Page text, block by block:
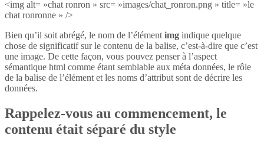
<img alt= »chat ronron » src= »images/chat_ronron.png » title= »le
chat ronronne » />
Bien qu’il soit abrégé, le nom de l’élément img indique quelque
chose de significatif sur le contenu de la balise, c’est-à-dire que c’est
une image. De cette façon, vous pouvez penser à l’aspect
sémantique html comme étant semblable aux méta données, le rôle
de la balise de l’élément et les noms d’attribut sont de décrire les
données.
Rappelez-vous au commencement, le
contenu était séparé du style